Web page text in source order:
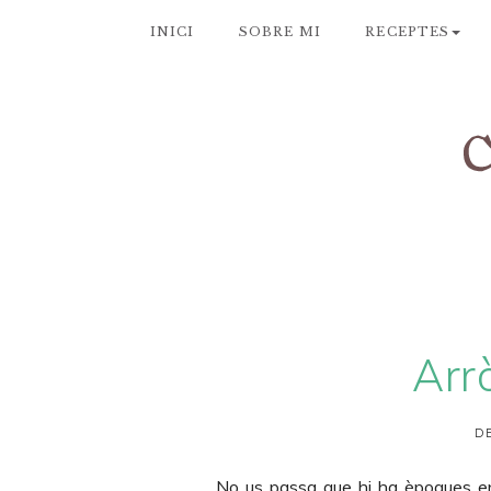
INICI SOBRE MI RECEPTES
No us passa que hi ha èpoques